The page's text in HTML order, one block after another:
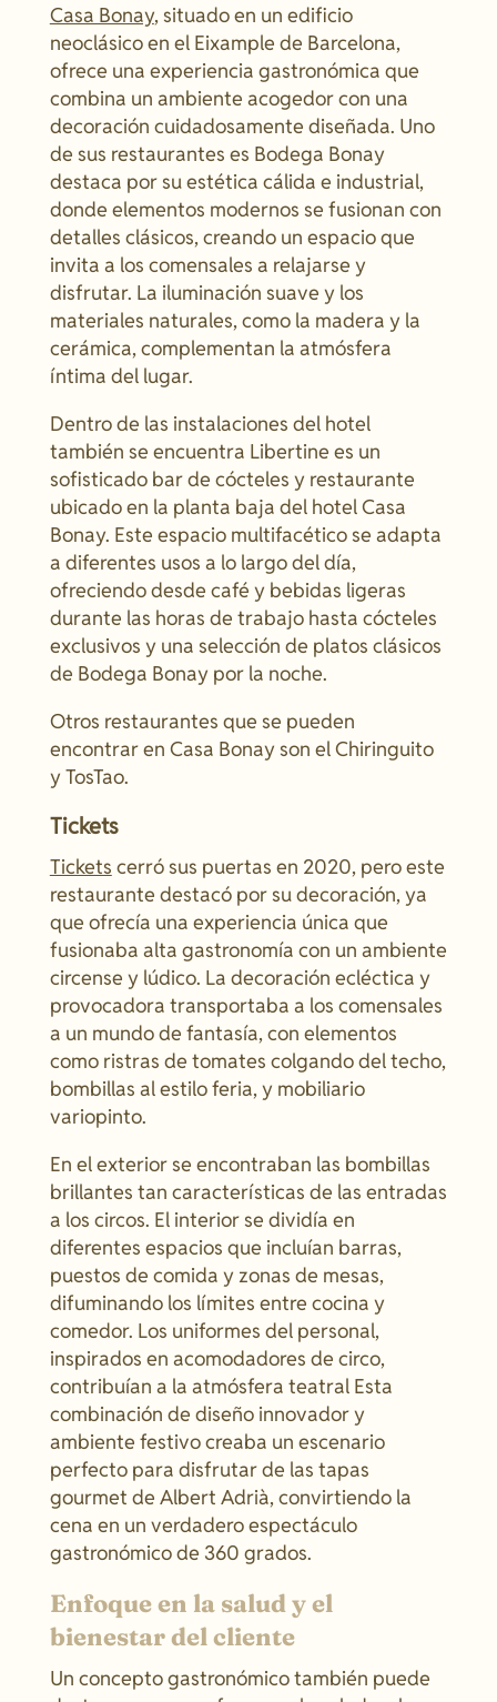
Casa Bonay, situado en un edificio
neoclásico en el Eixample de Barcelona,
ofrece una experiencia gastronómica que
combina un ambiente acogedor con una
decoración cuidadosamente diseñada. Uno
de sus restaurantes es Bodega Bonay
destaca por su estética cálida e industrial,
donde elementos modernos se fusionan con
detalles clásicos, creando un espacio que
invita a los comensales a relajarse y
disfrutar. La iluminación suave y los
materiales naturales, como la madera y la
cerámica, complementan la atmósfera
íntima del lugar.
Dentro de las instalaciones del hotel
también se encuentra Libertine es un
sofisticado bar de cócteles y restaurante
ubicado en la planta baja del hotel Casa
Bonay. Este espacio multifacético se adapta
a diferentes usos a lo largo del día,
ofreciendo desde café y bebidas ligeras
durante las horas de trabajo hasta cócteles
exclusivos y una selección de platos clásicos
de Bodega Bonay por la noche.
Otros restaurantes que se pueden
encontrar en Casa Bonay son el Chiringuito
y TosTao.
Tickets
Tickets cerró sus puertas en 2020, pero este
restaurante destacó por su decoración, ya
que ofrecía una experiencia única que
fusionaba alta gastronomía con un ambiente
circense y lúdico. La decoración ecléctica y
provocadora transportaba a los comensales
a un mundo de fantasía, con elementos
como ristras de tomates colgando del techo,
bombillas al estilo feria, y mobiliario
variopinto.
En el exterior se encontraban las bombillas
brillantes tan características de las entradas
a los circos. El interior se dividía en
diferentes espacios que incluían barras,
puestos de comida y zonas de mesas,
difuminando los límites entre cocina y
comedor. Los uniformes del personal,
inspirados en acomodadores de circo,
contribuían a la atmósfera teatral Esta
combinación de diseño innovador y
ambiente festivo creaba un escenario
perfecto para disfrutar de las tapas
gourmet de Albert Adrià, convirtiendo la
cena en un verdadero espectáculo
gastronómico de 360 grados.
Enfoque en la salud y el
bienestar del cliente
Un concepto gastronómico también puede